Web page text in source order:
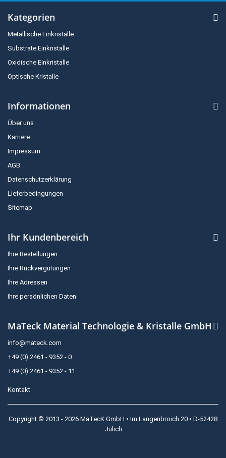
Kategorien
Metallische Einkristalle
Substrate Einkristalle
Oxidische Einkristalle
Optische Kristalle
Informationen
Über uns
Karriere
Impressum
AGB
Datenschutzerklärung
Lieferbedingungen
Sitemap
Ihr Kundenbereich
Ihre Bestellungen
Ihre Rückvergütungen
Ihre Adressen
Ihre persönlichen Daten
MaTeck Material Technologie & Kristalle GmbH
info@mateck.com
+49 (0) 2461 - 9352 - 0
+49 (0) 2461 - 9352 - 11
Kontakt
Copyright © 2013 - 2026 MaTecK GmbH • Im Langenbroich 20 • D-52428
Jülich